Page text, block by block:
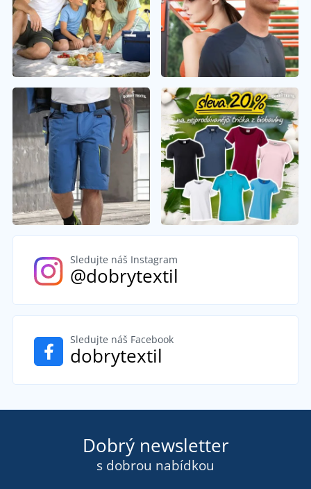
Sledujte náš Instagram
@dobrytextil
Sledujte náš Facebook
dobrytextil
Dobrý newsletter
s dobrou nabídkou